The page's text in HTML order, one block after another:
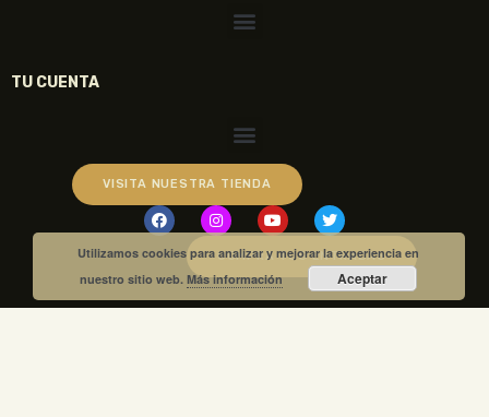
TU CUENTA
VISITA NUESTRA TIENDA
COMPRA TUS ENTRADAS
Utilizamos cookies para analizar y mejorar la experiencia en
nuestro sitio web.Más información Aceptar